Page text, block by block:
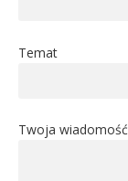
Temat
Twoja wiadomość